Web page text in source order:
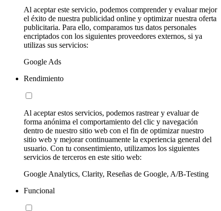
Al aceptar este servicio, podemos comprender y evaluar mejor
el éxito de nuestra publicidad online y optimizar nuestra oferta
publicitaria. Para ello, comparamos tus datos personales
encriptados con los siguientes proveedores externos, si ya
utilizas sus servicios:
Google Ads
Rendimiento
Al aceptar estos servicios, podemos rastrear y evaluar de
forma anónima el comportamiento del clic y navegación
dentro de nuestro sitio web con el fin de optimizar nuestro
sitio web y mejorar continuamente la experiencia general del
usuario. Con tu consentimiento, utilizamos los siguientes
servicios de terceros en este sitio web:
Google Analytics, Clarity, Reseñas de Google, A/B-Testing
Funcional